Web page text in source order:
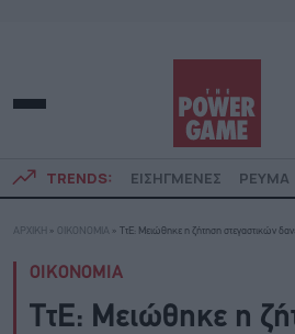
TRENDS: ΕΙΣΗΓΜΕΝΕΣ ΡΕΥΜΑ
ΑΡΧΙΚΗ » ΟΙΚΟΝΟΜΙΑ » ΤτΕ: Μειώθηκε η ζήτηση στεγαστικών
ΟΙΚΟΝΟΜΙΑ
ΤτΕ: Μειώθηκε η